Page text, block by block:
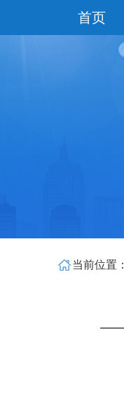
首页
当前位置：